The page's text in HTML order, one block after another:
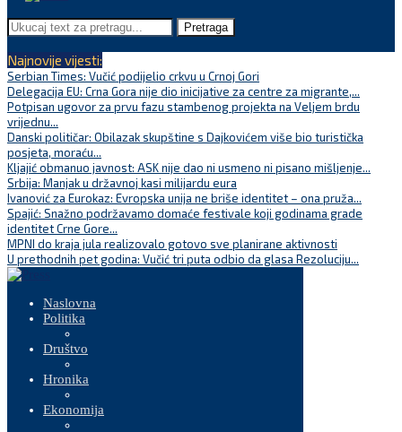
Pretraga
Najnovije vijesti:
Serbian Times: Vučić podijelio crkvu u Crnoj Gori
Delegacija EU: Crna Gora nije dio inicijative za centre za migrante,...
Potpisan ugovor za prvu fazu stambenog projekta na Veljem brdu
vrijednu...
Danski političar: Obilazak skupštine s Dajkovićem više bio turistička
posjeta, moraću...
Kljajić obmanuo javnost: ASK nije dao ni usmeno ni pisano mišljenje...
Srbija: Manjak u državnoj kasi milijardu eura
Ivanović za Eurokaz: Evropska unija ne briše identitet – ona pruža...
Spajić: Snažno podržavamo domaće festivale koji godinama grade
identitet Crne Gore...
MPNI do kraja jula realizovalo gotovo sve planirane aktivnosti
U prethodnih pet godina: Vučić tri puta odbio da glasa Rezoluciju...
Naslovna
Politika
Društvo
Hronika
Ekonomija